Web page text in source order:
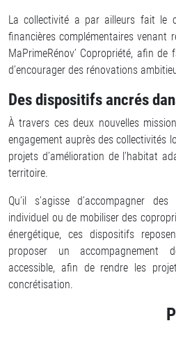
La collectivité a par ailleurs fait le
financières complémentaires venant
MaPrimeRénov’ Copropriété, afin
d’encourager des rénovations
Des dispositifs ancrés
À travers ces deux nouvelles
engagement auprès des collectivités
projets d’amélioration de l’habitat
territoire.
Qu’il s’agisse d’accompagner
individuel ou de mobiliser des
énergétique, ces dispositifs
proposer un accompagnement
accessible, afin de rendre les
concrétisation.